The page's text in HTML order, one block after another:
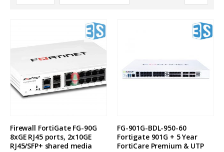
Firewall FortiGate FG-90G
8xGE RJ45 ports, 2x10GE
RJ45/SFP+ shared media
FG-901G-BDL-950-60
Fortigate 901G + 5 Year
FortiCare Premium & UTP